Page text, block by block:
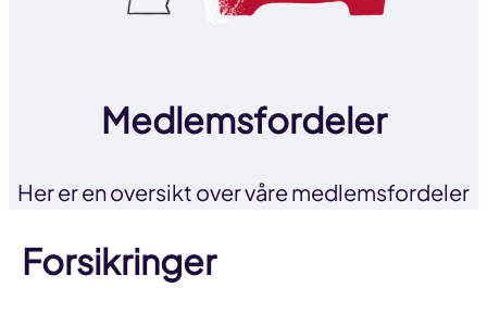
Medlemsfordeler
Her er en oversikt over våre medlemsfordeler
Forsikringer